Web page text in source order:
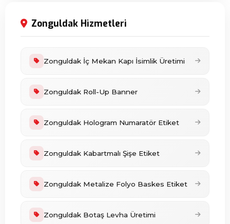
Zonguldak Hizmetleri
Zonguldak İç Mekan Kapı İsimlik Üretimi
Zonguldak Roll-Up Banner
Zonguldak Hologram Numaratör Etiket
Zonguldak Kabartmalı Şişe Etiket
Zonguldak Metalize Folyo Baskes Etiket
Zonguldak Botaş Levha Üretimi